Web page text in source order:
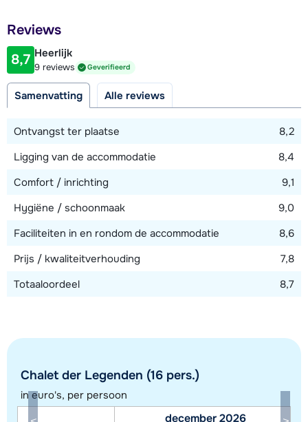
doen) en zonneterras. Verder beschikt Chalet der Legenden
droger, skiberging met skischoenendroger en
parkeergarage (8 parkeerplaatsen die van binnenuit
bereikbaar zijn) met oplaadpunt voor elektrische auto's.
600 meter
Afstand tot piste
100 meter
500 meter
Bekijk kaart
Reviews
8,7 Heerlijk
9 reviews Geverifieerd
Samenvatting Alle reviews
Ontvangst ter plaatse
8,2
Ligging van de accommodatie
8,4
Comfort / inrichting
9,1
Hygiëne / schoonmaak
9,0
Faciliteiten in en rondom de accommodatie
8,6
Prijs / kwaliteitverhouding
7,8
Totaaloordeel
8,7
Chalet der Legenden (16 pers.)
in euro's, per persoon
december 2026